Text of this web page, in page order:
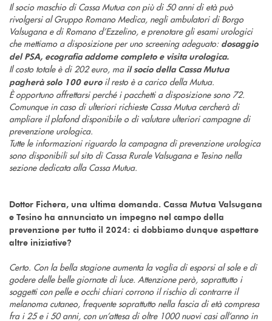
Il socio maschio di Cassa Mutua con più di 50 anni di età può
rivolgersi al Gruppo Romano Medica, negli ambulatori di Borgo
Valsugana e di Romano d’Ezzelino, e prenotare gli esami urologici
che mettiamo a disposizione per uno screening adeguato: dosaggio
del PSA, ecografia addome completo e visita urologica.
Il costo totale è di 202 euro, ma il socio della Cassa Mutua
pagherà solo 100 euroil resto è a carico della Mutua.
È opportuno affrettarsi perché i pacchetti a disposizione sono 72.
Comunque in caso di ulteriori richieste Cassa Mutua cercherà di
ampliare il plafond disponibile o di valutare ulteriori campagne di
prevenzione urologica.
Tutte le informazioni riguardo la campagna di prevenzione urologica
sono disponibili sul sito di Cassa Rurale Valsugana e Tesino nella
sezione dedicata alla Cassa Mutua.
Dottor Fichera, una ultima domanda. Cassa Mutua Valsugana
e Tesino ha annunciato un impegno nel campo della
prevenzione per tutto il 2024: ci dobbiamo dunque aspettare
altre iniziative?
Certo. Con la bella stagione aumenta la voglia di esporsi al sole e di
godere delle belle giornate di luce. Attenzione però, soprattutto i
soggetti con pelle e occhi chiari corrono il rischio di contrarre il
melanoma cutaneo, frequente soprattutto nella fascia di età compresa
fra i 25 e i 50 anni, con un’attesa di oltre 1000 nuovi casi all’anno in